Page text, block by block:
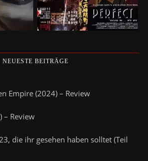
NEUESTE BEITRÄGE
Empire (2024) – Review
– Review
die ihr gesehen haben solltet (Teil